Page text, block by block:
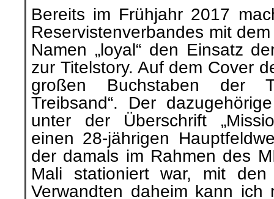
unter der Überschrift
einen 28-jährigen
der damals im Rahmen des
Mali stationiert war, mit
Verwandten daheim kann ich
ich in Mali bin und was wir hier
Die »Informationsstelle
.
.
1. Juli | BIP-Aktuell #177:
bei israelischen